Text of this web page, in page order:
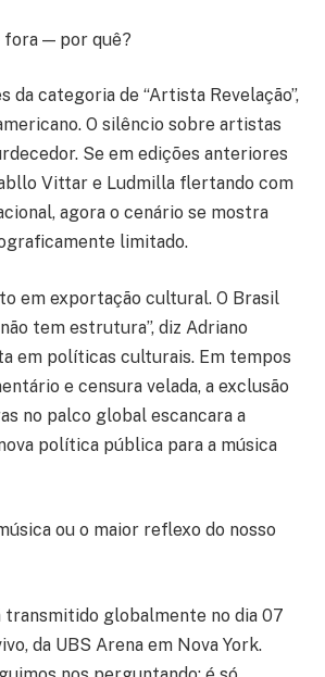
fora — por quê?
da categoria de “Artista Revelação”,
O silêncio sobre artistas
Se em edições anteriores
Vittar e Ludmilla flertando com
agora o cenário se mostra
limitado.
em exportação cultural. O Brasil
tem estrutura”, diz Adriano
em políticas culturais. Em tempos
e censura velada, a exclusão
no palco global escancara a
política pública para a música
ou o maior reflexo do nosso
transmitido globalmente no dia 07
da UBS Arena em Nova York.